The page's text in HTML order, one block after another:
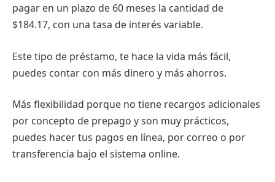
pagar en un plazo de 60 meses la cantidad de
$184.17, con una tasa de interés variable.
Este tipo de préstamo, te hace la vida más fácil,
puedes contar con más dinero y más ahorros.
Más flexibilidad porque no tiene recargos adicionales
por concepto de prepago y son muy prácticos,
puedes hacer tus pagos en línea, por correo o por
transferencia bajo el sistema online.